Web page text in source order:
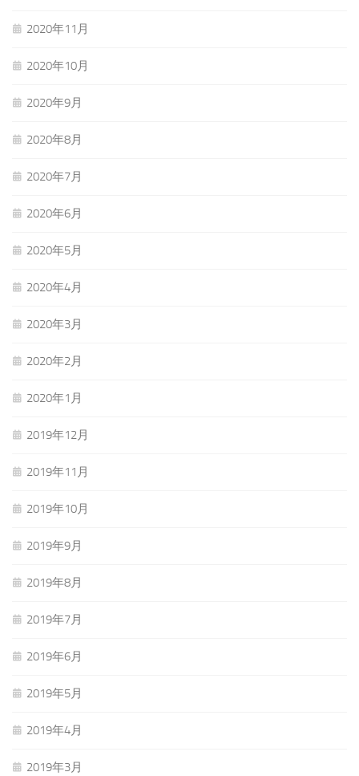
2020年11月
2020年10月
2020年9月
2020年8月
2020年7月
2020年6月
2020年5月
2020年4月
2020年3月
2020年2月
2020年1月
2019年12月
2019年11月
2019年10月
2019年9月
2019年8月
2019年7月
2019年6月
2019年5月
2019年4月
2019年3月